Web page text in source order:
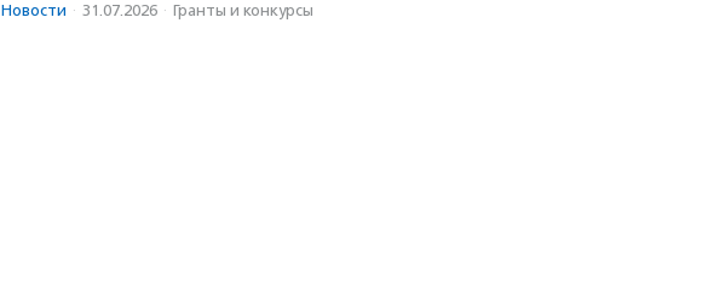
Новости · 31.07.2026 · Гранты и конкурсы